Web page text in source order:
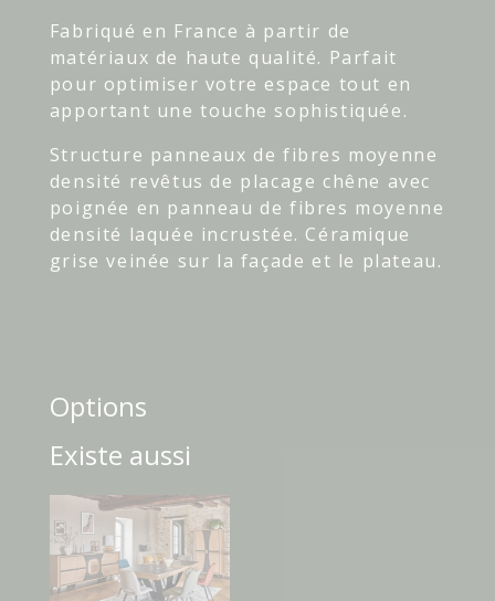
Fabriqué en France à partir de
matériaux de haute qualité. Parfait
pour optimiser votre espace tout en
apportant unetouche sophistiquée.
Structure panneaux de fibres moyenne
densité revêtus de placage chêne avec
poignée en panneau de fibres moyenne
densité laquée incrustée. Céramique
grise veinée sur la façade et le plateau.
Options
Existe aussi